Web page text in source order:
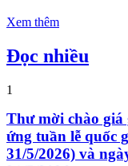
Xem thêm
Đọc nhiều
1
Thư mời chào
ứng tuần lễ quốc
31/5/2026) và